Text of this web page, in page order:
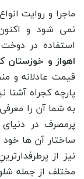
ماجرا و روایت
نمی شود و
استفاده در
اهواز و خوزستان
قیمت عادلانه و
پارچه کجراه
به شما آن را
پرمصرف در
ساختار آن ها خود
نیز از
مختلف از جمله